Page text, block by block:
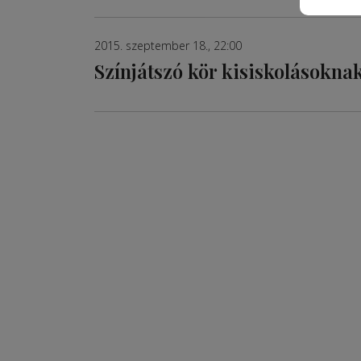
2015. szeptember 18., 22:00
Színjátszó kör